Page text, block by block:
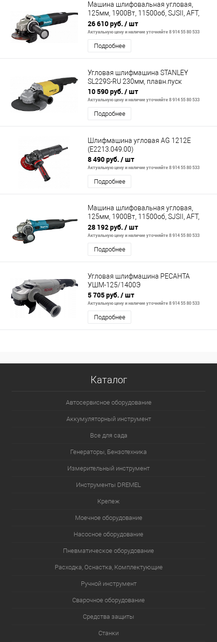
Машина шлифовальная угловая,
125мм, 1900Вт, 11500об, SJSII, AFT,
защ. от непр. пуска, поддерж. об-то
26 610 руб. / шт
Актуальную цену и наличие уточняйте 8 914 55 80 533
Подробнее
Угловая шлифмашина STANLEY
SL229S-RU 230мм, плавн.пуск
10 590 руб. / шт
Актуальную цену и наличие уточняйте 8 914 55 80 533
Подробнее
Шлифмашина угловая AG 1212E
(E2213.049.00)
8 490 руб. / шт
Актуальную цену и наличие уточняйте 8 914 55 80 533
Подробнее
Машина шлифовальная угловая,
125мм, 1900Вт, 11500об, SJSII, AFT,
защ. от непр. пуска, поддерж. об-то
28 192 руб. / шт
Актуальную цену и наличие уточняйте 8 914 55 80 533
Подробнее
Угловая шлифмашина РЕСАНТА
УШМ-125/1400Э
5 705 руб. / шт
Актуальную цену и наличие уточняйте 8 914 55 80 533
Подробнее
Каталог
Автосервисное оборудование
Аккумуляторный инструмент
Все для сада
Генераторы, Бензотехника
Измерительный инструмент
Инструменты DREMEL
Крепеж
Моечное оборудование
Насосное оборудование
Пневматическое оборудование
Расходка, Оснастка, Комплектующие
Ручной инструмент
Сварочное оборудование
Средства защиты
Станки